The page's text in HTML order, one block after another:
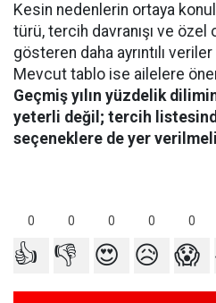
Kesin nedenlerin ortaya
türü, tercih davranışı ve özel
gösteren daha ayrıntılı
Mevcut tablo ise ailelere
Geçmiş yılın yüzdelik
yeterli değil; tercih
seçeneklere de yer
0 0 0 0 0
👍 👎 😍 😥 😱